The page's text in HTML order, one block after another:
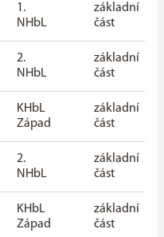
1.
NHbL
základní
část
2.
NHbL
základní
část
KHbL
Západ
základní
část
2.
NHbL
základní
část
KHbL
Západ
základní
část